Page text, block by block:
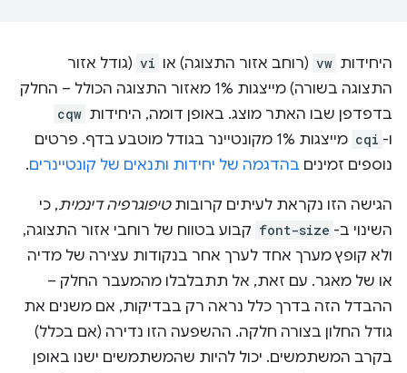
היחידות vw (רוחב אזור התצוגה) או vi (גודל אזור
התצוגה בשורה) מייצגות 1% מאזור התצוגה הכולל – החלק
בדפדפן שבו האתר מוצג. באופן דומה, היחידות cqw
ו- cqi
מייצגות 1% מקונטיינר בגודל מוטבע בדף. פרטים
נוספים זמינים בהדגמה של יחידות ותנאים של קונטיינרים.
הגישה הזו נקראת לעיתים קרובותטיפוגרפיה דינמית, כי
השינוי ב- font-size קבוע בטווח של רוחבי אזור התצוגה,
ולא קופץ מערך אחד לערך אחר בנקודות עצירה של מדיה
או של מאגר. עם זאת, אל תתבלבלו מהמעבר החלק –
ההבדל הזה בדרך כלל נראה רק בבדיקות, אם משנים את
גודל החלון בצורה חלקה. ההשפעה הזו נדירה (אם בכלל)
בקרב המשתמשים. יכול להיות שהמשתמשים ישנו באופן